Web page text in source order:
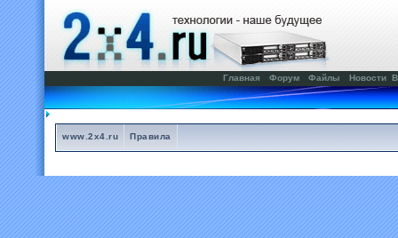
Главная Форум Файлы Новости
www.2x4.ru Правила